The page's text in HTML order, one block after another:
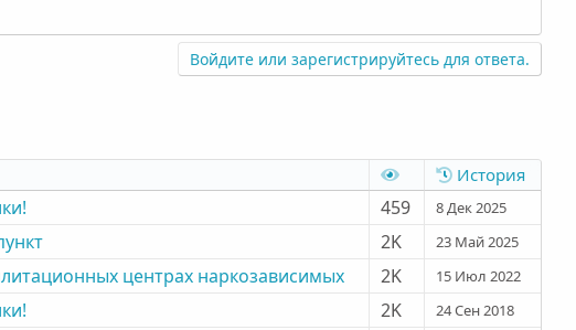
Войдите или зарегистрируйтесь для ответа.
История
459 8 Дек 2025
2K 23 Май 2025
центрах наркозависимых 2K 15 Июл 2022
2K 24 Сен 2018